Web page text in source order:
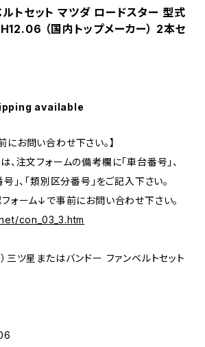
トセット マツダ ロードスター 型式
（国内トップメーカー） 2本セ
available
にお問い合わせ下さい。】
、注文フォームの備考欄に「車台番号」、
号」、「類別区分番号」をご記入下さい。
ォーム↓で事前にお問い合わせ下さい。
con_03_3.htm
三ツ星またはバンドー ファンベルトセット